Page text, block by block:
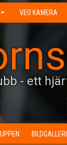
VEO KAMERA
- ett
BILDGALLERI